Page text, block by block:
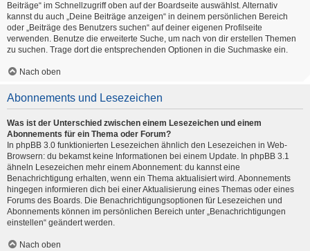
Beiträge“ im Schnellzugriff oben auf der Boardseite auswählst. Alternativ
kannst du auch „Deine Beiträge anzeigen“ in deinem persönlichen Bereich
oder „Beiträge des Benutzers suchen“ auf deiner eigenen Profilseite
verwenden. Benutze die erweiterte Suche, um nach von dir erstellen Themen
zu suchen. Trage dort die entsprechenden Optionen in die Suchmaske ein.
Nach oben
Abonnements und Lesezeichen
Was ist der Unterschied zwischen einem Lesezeichen und einem
Abonnements für ein Thema oder Forum?
In phpBB 3.0 funktionierten Lesezeichen ähnlich den Lesezeichen in Web-
Browsern: du bekamst keine Informationen bei einem Update. In phpBB 3.1
ähneln Lesezeichen mehr einem Abonnement: du kannst eine
Benachrichtigung erhalten, wenn ein Thema aktualisiert wird. Abonnements
hingegen informieren dich bei einer Aktualisierung eines Themas oder eines
Forums des Boards. Die Benachrichtigungsoptionen für Lesezeichen und
Abonnements können im persönlichen Bereich unter „Benachrichtigungen
einstellen“ geändert werden.
Nach oben